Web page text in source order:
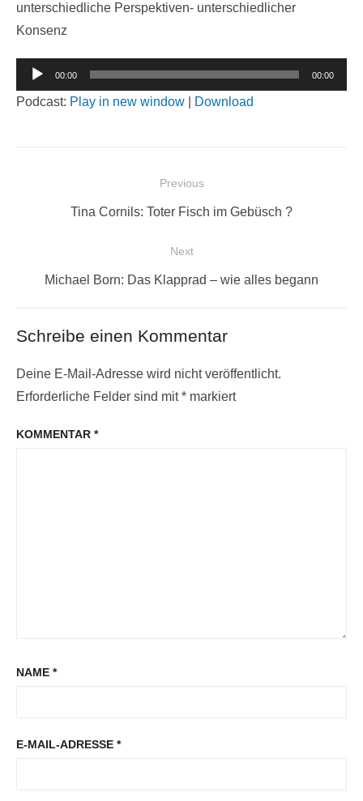
unterschiedliche Perspektiven- unterschiedlicher
Konsenz
Audio-
Player
00:00 00:00
Podcast: Play in new window Download
BeitragsnavigationPrevious
Previous
Tina Cornils: Toter Fisch im Gebüsch ?
Next
Next
Michael Born: Das Klapprad – wie alles begann
Schreibe einen Kommentar
Deine E-Mail-Adresse wird nicht veröffentlicht.
Erforderliche Felder sind mit* markiert
KOMMENTAR *
NAME *
E-MAIL-ADRESSE *